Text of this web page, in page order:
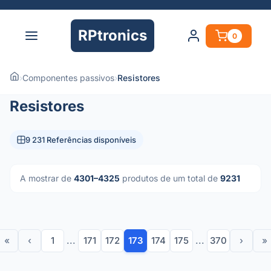
RPtronics 0
›Componentes passivos›Resistores
Resistores
9 231 Referências disponíveis
A mostrar de 4301–4325 produtos de um total de 9231
« ‹ 1 ... 171 172 173 174 175 ... 370 › »